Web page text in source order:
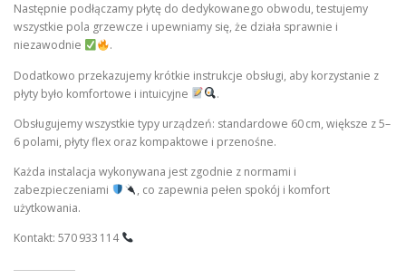
Następnie podłączamy płytę do dedykowanego obwodu, testujemy
wszystkie pola grzewcze i upewniamy się, że działa sprawnie i
niezawodnie
.
Dodatkowo przekazujemy krótkie instrukcje obsługi, aby korzystanie z
płyty było komfortowe i intuicyjne
.
Obsługujemy wszystkie typy urządzeń: standardowe 60 cm, większe z 5–
6 polami, płyty flex oraz kompaktowe i przenośne.
Każda instalacja wykonywana jest zgodnie z normami i
zabezpieczeniami
, co zapewnia pełen spokój i komfort
użytkowania.
Kontakt: 570 933 114